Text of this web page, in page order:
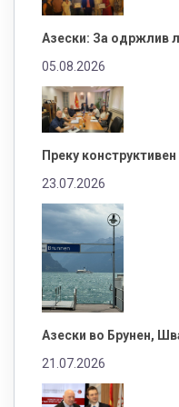
Азески: За одржлив
05.08.2026
Преку
23.07.2026
Азески во Брунен,
21.07.2026